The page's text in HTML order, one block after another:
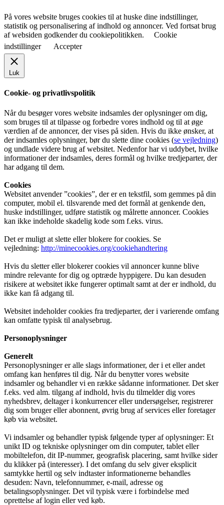
På vores website bruges cookies til at huske dine indstillinger,
statistik og personalisering af indhold og annoncer. Ved fortsat brug
af websiden godkender du cookiepolitikken.
Cookie
indstillinger
Accepter
Luk
Cookie- og privatlivspolitik
Når du besøger vores website indsamles der oplysninger om dig,
som bruges til at tilpasse og forbedre vores indhold og til at øge
værdien af de annoncer, der vises på siden. Hvis du ikke ønsker, at
der indsamles oplysninger, bør du slette dine cookies (se vejledning)
og undlade videre brug af websitet. Nedenfor har vi uddybet, hvilke
informationer der indsamles, deres formål og hvilke tredjeparter, der
har adgang til dem.
Cookies
Websitet anvender ”cookies”, der er en tekstfil, som gemmes på din
computer, mobil el. tilsvarende med det formål at genkende den,
huske indstillinger, udføre statistik og målrette annoncer. Cookies
kan ikke indeholde skadelig kode som f.eks. virus.
Det er muligt at slette eller blokere for cookies. Se
vejledning: http://minecookies.org/cookiehandtering
Hvis du sletter eller blokerer cookies vil annoncer kunne blive
mindre relevante for dig og optræde hyppigere. Du kan desuden
risikere at websitet ikke fungerer optimalt samt at der er indhold, du
ikke kan få adgang til.
Websitet indeholder cookies fra tredjeparter, der i varierende omfang
kan omfatte typisk til analysebrug.
Personoplysninger
Generelt
Personoplysninger er alle slags informationer, der i et eller andet
omfang kan henføres til dig. Når du benytter vores website
indsamler og behandler vi en række sådanne informationer. Det sker
f.eks. ved alm. tilgang af indhold, hvis du tilmelder dig vores
nyhedsbrev, deltager i konkurrencer eller undersøgelser, registrerer
dig som bruger eller abonnent, øvrig brug af services eller foretager
køb via websitet.
Vi indsamler og behandler typisk følgende typer af oplysninger: Et
unikt ID og tekniske oplysninger om din computer, tablet eller
mobiltelefon, dit IP-nummer, geografisk placering, samt hvilke sider
du klikker på (interesser). I det omfang du selv giver eksplicit
samtykke hertil og selv indtaster informationerne behandles
desuden: Navn, telefonnummer, e-mail, adresse og
betalingsoplysninger. Det vil typisk være i forbindelse med
oprettelse af login eller ved køb.